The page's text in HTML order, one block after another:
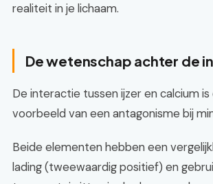
realiteit in je lichaam.
De wetenschap achter de
De interactie tussen ijzer en calcium is
voorbeeld van een antagonisme bij
Beide elementen hebben een
lading (tweewaardig positief) en